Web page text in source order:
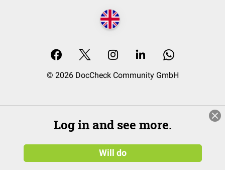
© 2026 DocCheck Community GmbH
Log in and see more.
Will do